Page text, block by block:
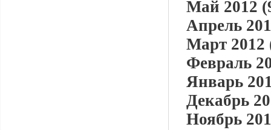
Май 2012
Апрель
Март 2012
Февраль
Январь
Декабрь
Ноябрь